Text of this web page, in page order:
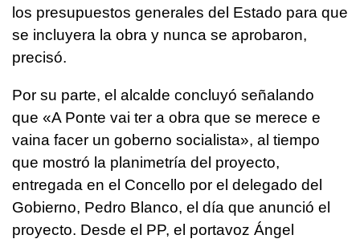
los presupuestos generales del Estado para que
se incluyera la obra y nunca se aprobaron,
precisó.
Por su parte, el alcalde concluyó señalando
que «A Ponte vai ter a obra que se merece e
vaina facer un goberno socialista», al tiempo
que mostró la planimetría del proyecto,
entregada en el Concello por el delegado del
Gobierno, Pedro Blanco, el día que anunció el
proyecto. Desde el PP, el portavoz Ángel